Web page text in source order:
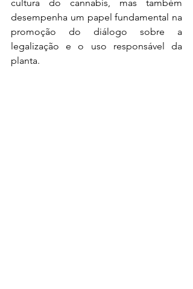
cultura do cannabis, mas também
desempenha um papel fundamental na
promoção do diálogo sobre a
legalização e o uso responsável da
planta.